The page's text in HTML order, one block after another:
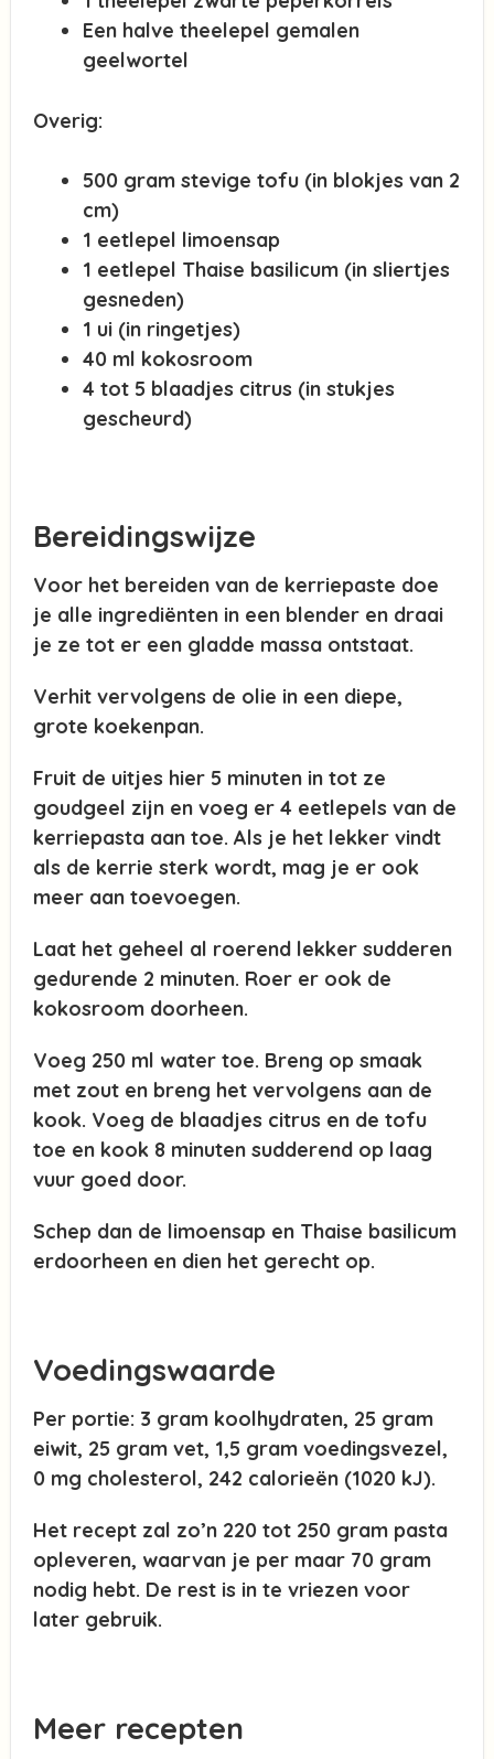
Een halve theelepel gemalen
geelwortel
Overig:
500 gram stevige tofu (in blokjes van 2
cm)
1 eetlepel limoensap
1 eetlepel Thaise basilicum (in sliertjes
gesneden)
1 ui (in ringetjes)
40 ml kokosroom
4 tot 5 blaadjes citrus (in stukjes
gescheurd)
Bereidingswijze
Voor het bereiden van de kerriepaste doe
je alle ingrediënten in een blender en draai
je ze tot er een gladde massa ontstaat.
Verhit vervolgens de olie in een diepe,
grote koekenpan.
Fruit de uitjes hier 5 minuten in tot ze
goudgeel zijn en voeg er 4 eetlepels van de
kerriepasta aan toe. Als je het lekker vindt
als de kerrie sterk wordt, mag je er ook
meer aan toevoegen.
Laat het geheel al roerend lekker sudderen
gedurende 2 minuten. Roer er ook de
kokosroom doorheen.
Voeg 250 ml water toe. Breng op smaak
met zout en breng het vervolgens aan de
kook. Voeg de blaadjes citrus en de tofu
toe en kook 8 minuten sudderend op laag
vuur goed door.
Schep dan de limoensap en Thaise basilicum
erdoorheen en dien het gerecht op.
Voedingswaarde
Per portie: 3 gram koolhydraten, 25 gram
eiwit, 25 gram vet, 1,5 gram voedingsvezel,
0 mg cholesterol, 242 calorieën (1020 kJ).
Het recept zal zo’n 220 tot 250 gram pasta
opleveren, waarvan je per maar 70 gram
nodig hebt. De rest is in te vriezen voor
later gebruik.
Meer recepten